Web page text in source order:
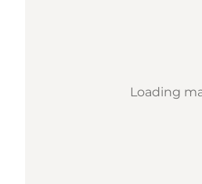
Loading